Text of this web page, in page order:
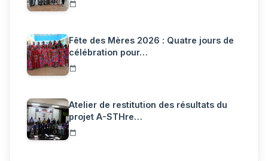
Fête des Mères 2026 : Quatre jours de
célébration pour…
Atelier de restitution des résultats du
projet A-STHre…